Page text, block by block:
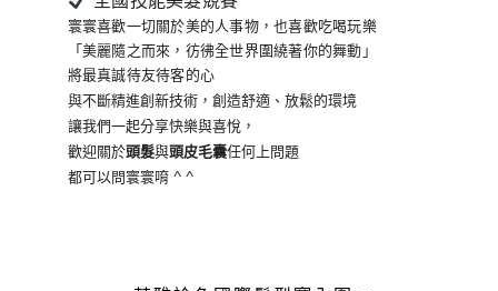
寰寰喜歡一切關於美的人事物，也喜歡吃喝玩樂
「美麗隨之而來，彷彿全世界圍繞著你的舞動」
將最真誠待友待客的心
與不斷精進創新技術，創造舒適、放鬆的環境
讓我們一起分享快樂與喜悅，
歡迎關於頭髮與頭皮毛囊任何上問題
都可以問寰寰唷 ^ ^